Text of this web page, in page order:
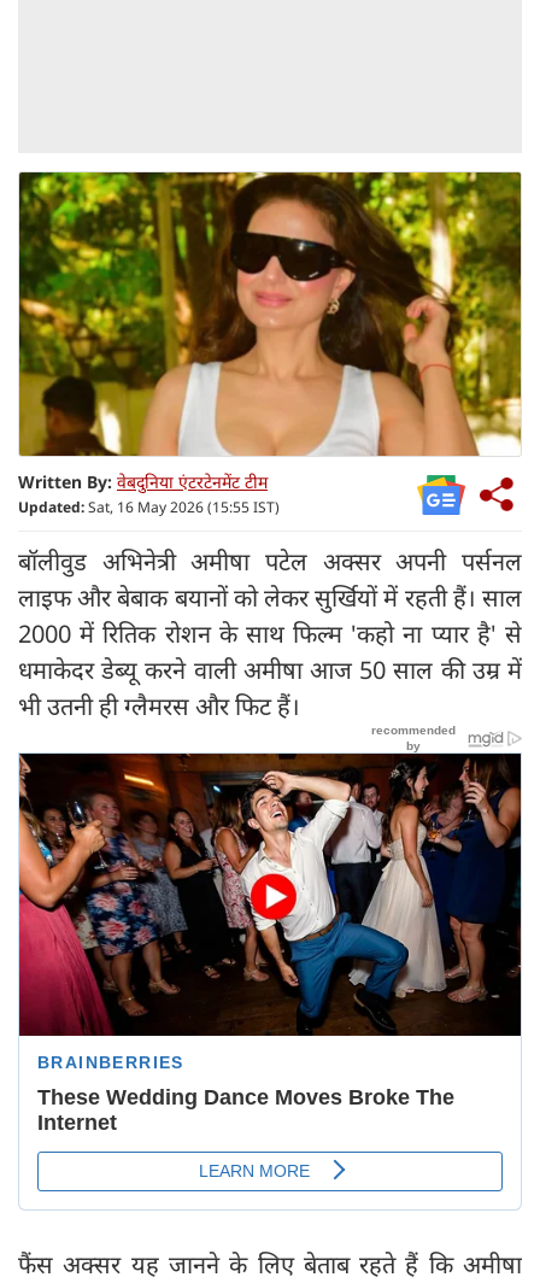
Written By: वेबदुनिया एंटरटेनमेंट टीम
Updated:Sat, 16 May 2026 (15:55 IST)
बॉलीवुड अभिनेत्री अमीषा पटेल अक्सर अपनी पर्सनल
लाइफ और बेबाक बयानों को लेकर सुर्खियों में रहती हैं। साल
2000 में रितिक रोशन के साथ फिल्म 'कहो ना प्यार है' से
धमाकेदर डेब्यू करने वाली अमीषा आज 50 साल की उम्र में
भी उतनी ही ग्लैमरस और फिट हैं।
फैंस अक्सर यह जानने के लिए बेताब रहते हैं कि अमीषा